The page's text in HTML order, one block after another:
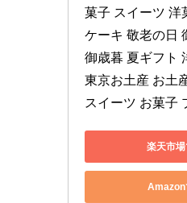
菓子 スイーツ 洋
ケーキ 敬老の日
御歳暮 夏ギフト
東京お土産 お土
スイーツ お菓子
楽天市
Amazon